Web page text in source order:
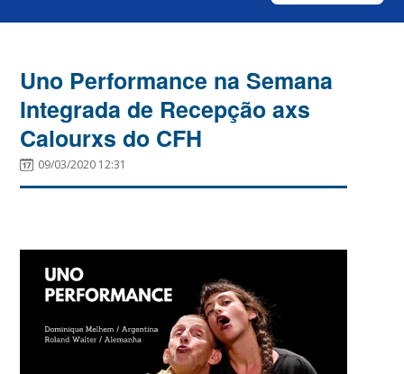
Uno Performance na Semana
Integrada de Recepção axs
Calourxs do CFH
09/03/2020 12:31